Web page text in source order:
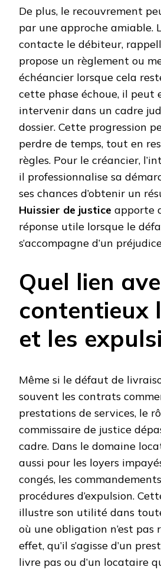
De plus, le recouvrement
par une approche amiable.
contacte le débiteur,
propose un règlement ou
échéancier lorsque cela
cette phase échoue, il peut
intervenir dans un cadre
dossier. Cette progression
perdre de temps, tout en
règles. Pour le créancier,
il professionnalise sa
ses chances d’obtenir un
Huissier de justice apporte
réponse utile lorsque le
s’accompagne d’un
Quel lien
contentieux
et les
Même si le défaut de
souvent les contrats
prestations de services, le
commissaire de justice
cadre. Dans le domaine
aussi pour les loyers
congés, les
procédures d’expulsion.
illustre son utilité dans
où une obligation n’est pas
effet, qu’il s’agisse d’un
livre pas ou d’un locataire